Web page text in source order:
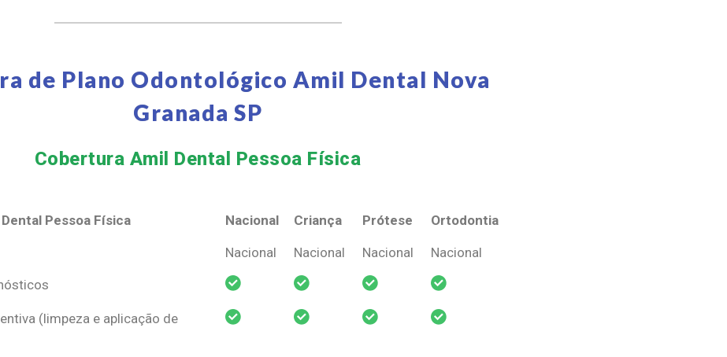
de Plano Odontológico Amil Dental Nova
Granada SP
Cobertura Amil Dental Pessoa Física​
Pessoa Física Nacional Criança Prótese
Ortodontia
Pessoa Física
Nacional Criança Prótese Ortodontia
Nacional Nacional Nacional Nacional
(limpeza e aplicação de